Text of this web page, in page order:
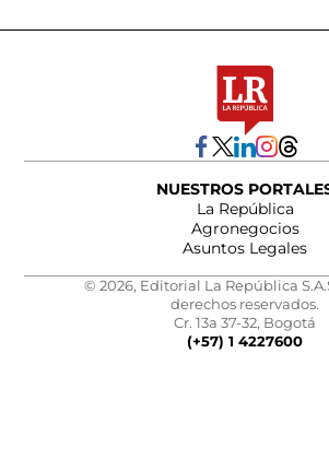
NUESTROS
La República
Agronegocios
Asuntos Legales
© 2026, Editorial La República
derechos reservados.
Cr. 13a 37-32, Bogotá
(+57) 1 4227600